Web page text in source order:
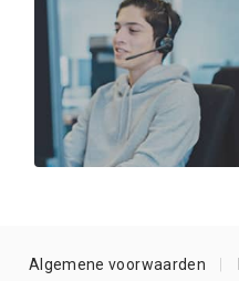
Algemene voorwaarden